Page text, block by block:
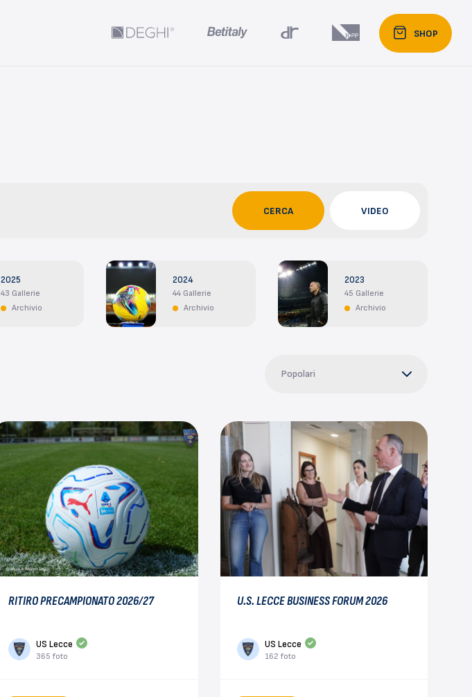
SHOP
CERCA VIDEO
2025
43 Gallerie
Archivio
2024
44 Gallerie
Archivio
2023
45 Gallerie
Archivio
Popolari
RITIRO PRECAMPIONATO 2026/27
US Lecce
365 foto
U.S. LECCE BUSINESS FORUM 2026
US Lecce
162 foto